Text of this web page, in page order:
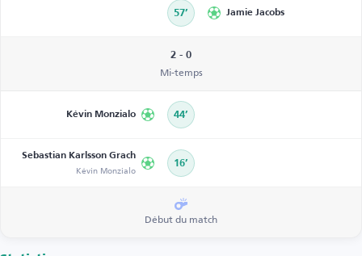
57’ Jamie Jacobs
2 - 0
Mi-temps
Kévin Monzialo 44’
Sebastian Karlsson Grach
Kévin Monzialo 16’
Début du match